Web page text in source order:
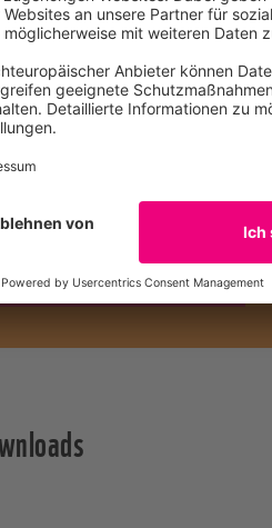
andere Tierarten
die Menschen so sehr
die gigantischen Wale oder
flinken Akrobaten der Meere,
WERDEN SIE JETZT PATE